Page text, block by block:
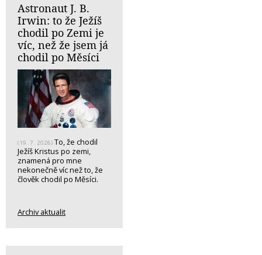
Astronaut J. B.
Irwin: to že Ježíš
chodil po Zemi je
víc, než že jsem já
chodil po Měsíci
(19. 7. 2026) To, že chodil
Ježíš Kristus po zemi,
znamená pro mne
nekonečně víc než to, že
člověk chodil po Měsíci.
Archiv aktualit